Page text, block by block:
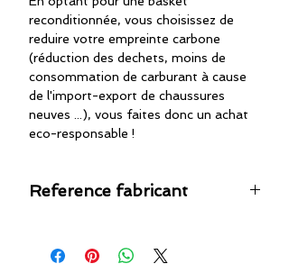
reconditionnée, vous choisissez de
reduire votre empreinte carbone
(réduction des dechets, moins de
consommation de carburant à cause
de l'import-export de chaussures
neuves ...), vous faites donc un achat
eco-responsable !
Reference fabricant